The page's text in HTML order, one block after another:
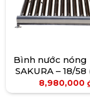
Bình nước nóng
SAKURA – 18/58
8,980,000